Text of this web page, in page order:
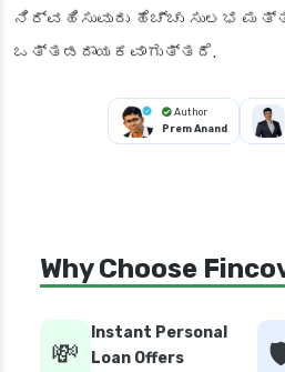
ನಿರ್ವಹಿಸುವುದು ಹೆಚ್ಚು ಸುಲಭ
ಒತ್ತಡದಾಯಕವಾಗುತ್ತದೆ.
Author
Prem Anand
Why Choose
💸
Instant Personal
Loan Offers